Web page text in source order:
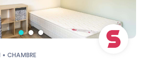
CHAMBRE